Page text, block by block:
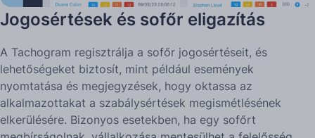
Jogosértések és sofőr eligazítás
A Tachogram regisztrálja a sofőr jogosértéseit, és
lehetőségeket biztosít, mint például események
nyomtatása és megjegyzések, hogy oktassa az
alkalmazottakat a szabálysértések megismétlésének
elkerülésére. Bizonyos esetekben, ha egy sofőrt